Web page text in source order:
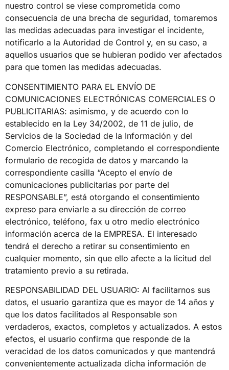
nuestro control se viese comprometida como
consecuencia de una brecha de seguridad, tomaremos
las medidas adecuadas para investigar el incidente,
notificarlo a la Autoridad de Control y, en su caso, a
aquellos usuarios que se hubieran podido ver afectados
para que tomen las medidas adecuadas.
CONSENTIMIENTO PARA EL ENVÍO DE
COMUNICACIONES ELECTRÓNICAS COMERCIALES O
PUBLICITARIAS: asimismo, y de acuerdo con lo
establecido en la Ley 34/2002, de 11 de julio, de
Servicios de la Sociedad de la Información y del
Comercio Electrónico, completando el correspondiente
formulario de recogida de datos y marcando la
correspondiente casilla “Acepto el envío de
comunicaciones publicitarias por parte del
RESPONSABLE”, está otorgando el consentimiento
expreso para enviarle a su dirección de correo
electrónico, teléfono, fax u otro medio electrónico
información acerca de la EMPRESA. El interesado
tendrá el derecho a retirar su consentimiento en
cualquier momento, sin que ello afecte a la licitud del
tratamiento previo a su retirada.
RESPONSABILIDAD DEL USUARIO: Al facilitarnos sus
datos, el usuario garantiza que es mayor de 14 años y
que los datos facilitados al Responsable son
verdaderos, exactos, completos y actualizados. A estos
efectos, el usuario confirma que responde de la
veracidad de los datos comunicados y que mantendrá
convenientemente actualizada dicha información de